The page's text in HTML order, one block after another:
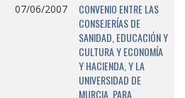
07/06/2007
CONVENIO ENTRE LAS
CONSEJERÍAS DE
SANIDAD, EDUCACIÓN Y
CULTURA Y ECONOMÍA
Y HACIENDA, Y LA
UNIVERSIDAD DE
MURCIA, PARA